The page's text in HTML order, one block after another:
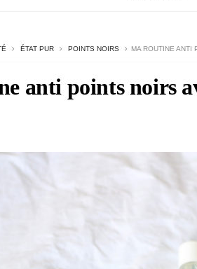
ÉTAT PUR POINTS NOIRS MA ROUTINE ANTI
anti points noirs